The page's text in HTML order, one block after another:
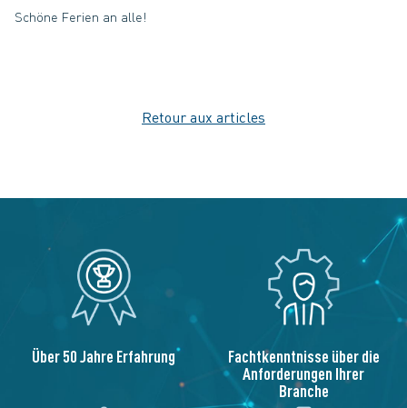
Schöne Ferien an alle!
Retour aux articles
Über 50 Jahre Erfahrung Fachtkenntnisse über die
Anforderungen Ihrer
Branche